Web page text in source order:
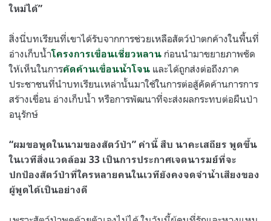
ใหม่ได้”
สิ่งนี่บทเรียนที่เขาได้รับจากการช่วยเหลือสัตว์ป่าตกค้างในพื้นที่
อ่างเก็บน้ำโครงการเขื่อนเชี่ยวหลาน ก่อนนำมาขยายภาพชัด
ให้เห็นในการคัดค้านเขื่อนน้ำโจน และได้ถูกส่งต่อถึงภาค
ประชาชนที่นำบทเรียนเหล่านั้นมาใช้ในการต่อสู้คัดค้านการการ
สร้างเขื่อน อ่างเก็บน้ำ หรือการพัฒนาที่จะส่งผลกระทบต่อผืนป่า
อนุรักษ์
“ผมขอพูดในนามของสัตว์ป่า” คำนี้ สืบ นาคะเสถียร พูดขึ้น
ในเวทีสิ่งแวดล้อม 33 เป็นการประกาศเจตนารมย์ที่จะ
ปกป้องสัตว์ป่าที่ใครหลายคนในเวทียังคงจดจำน้ำเสียงของ
ผู้พูดได้เป็นอย่างดี